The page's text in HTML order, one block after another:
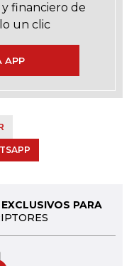
financiero de
un clic
APP
PARA